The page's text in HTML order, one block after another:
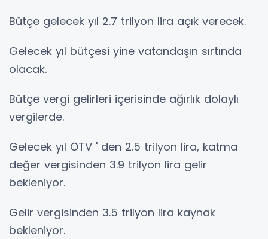
Bütçe gelecek yıl 2.7 trilyon lira açık verecek.
Gelecek yıl bütçesi yine vatandaşın sırtında
olacak.
Bütçe vergi gelirleri içerisinde ağırlık dolaylı
vergilerde.
Gelecek yıl ÖTV ' den 2.5 trilyon lira, katma
değer vergisinden 3.9 trilyon lira gelir
bekleniyor.
Gelir vergisinden 3.5 trilyon lira kaynak
bekleniyor.